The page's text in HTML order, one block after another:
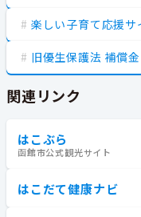
楽しい子育て応援サ
旧優生保護法 補償金
関連リンク
はこぶら
函館市公式観光サイト
はこだて健康ナビ